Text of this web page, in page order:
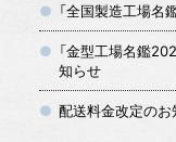
「全国製造工場名
「金型工場名鑑
知らせ
配送料金改定のお